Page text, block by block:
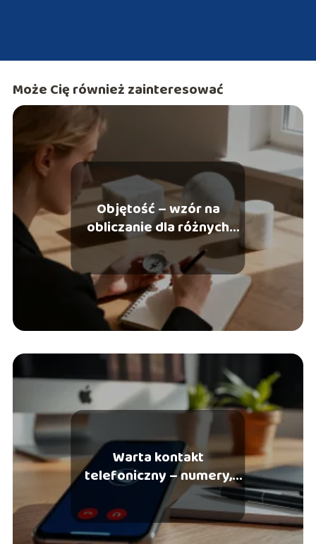
Może Cię również zainteresować
Objętość – wzór na
obliczanie dla różnych
figur geometrycznych
Warta kontakt
telefoniczny – numery,
infolinia, godziny